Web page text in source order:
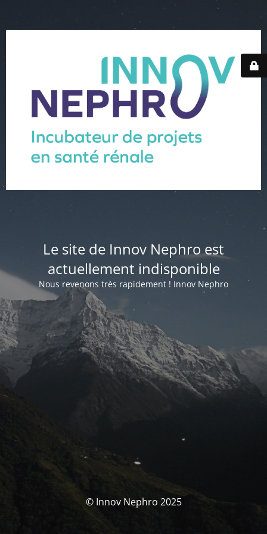
Le site de Innov Nephro est
actuellement indisponible
Nous revenons très rapidement ! Innov Nephro
© Innov Nephro 2025